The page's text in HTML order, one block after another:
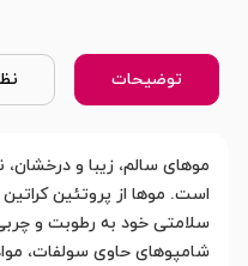
توضیحات
موهای سالم، زیبا و
است. موها از پروتئین
سلامتی خود به رطوبت و
شامپوهای حاوی سولفات،